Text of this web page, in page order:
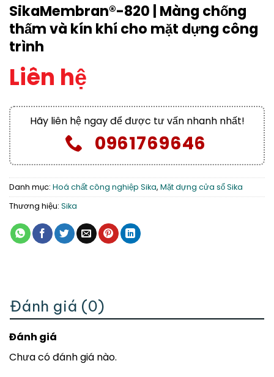
SikaMembran®-820 | Màng chống
thấm và kín khí cho mặt dựng công
trình
Liên hệ
Hãy liên hệ ngay để được tư vấn nhanh nhất!
0961769646
Danh mục: Hoá chất công nghiệp Sika, Mặt dựng cửa sổ Sika
Thương hiệu: Sika
Đánh giá (0)
Đánh giá
Chưa có đánh giá nào.